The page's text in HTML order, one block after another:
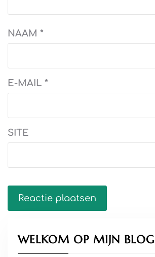
NAAM *
E-MAIL *
SITE
WELKOM OP MIJN BLOG